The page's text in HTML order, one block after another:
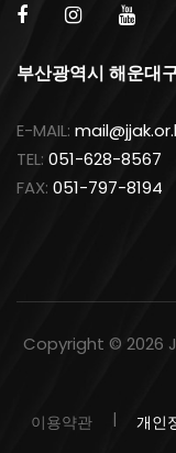
부산광역시 해운대
E-MAIL:
TEL: 051-628-8567
FAX: 051-797-8194
Copyright © 2026
이용약관 개인